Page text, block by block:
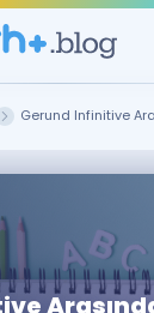
GİRİŞ YAP
Şu An
hazırlayacak
bekliyor!
Gerund Infinitive